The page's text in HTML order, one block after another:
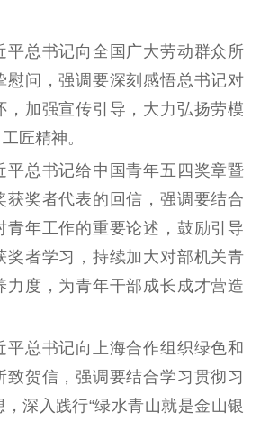
红色资源保护利
用
新闻出版
全民阅读
出版监管
扫黄打非
电影工作
闻 学习在线
文化人才
总书记向全国广大劳动群众所
慰问，强调要深刻感悟总书记对
，加强宣传引导，大力弘扬劳模
匠精神。
总书记给中国青年五四奖章暨
获奖者代表的回信，强调要结合
青年工作的重要论述，鼓励引导
奖者学习，持续加大对部机关青
力度，为青年干部成长成才营造
总书记向上海合作组织绿色和
致贺信，强调要结合学习贯彻习
深入践行“绿水青山就是金山银